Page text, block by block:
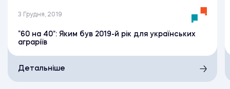
3 Грудня, 2019
“60 на 40”: Яким був 2019-й рік для українських
аграріїв
Детальніше